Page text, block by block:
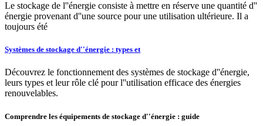
Le stockage de l''énergie consiste à mettre en réserve une quantité d''
énergie provenant d''une source pour une utilisation ultérieure. Il a
toujours été
Systèmes de stockage d''énergie : types et
Découvrez le fonctionnement des systèmes de stockage d''énergie,
leurs types et leur rôle clé pour l''utilisation efficace des énergies
renouvelables.
Comprendre les équipements de stockage d''énergie : guide